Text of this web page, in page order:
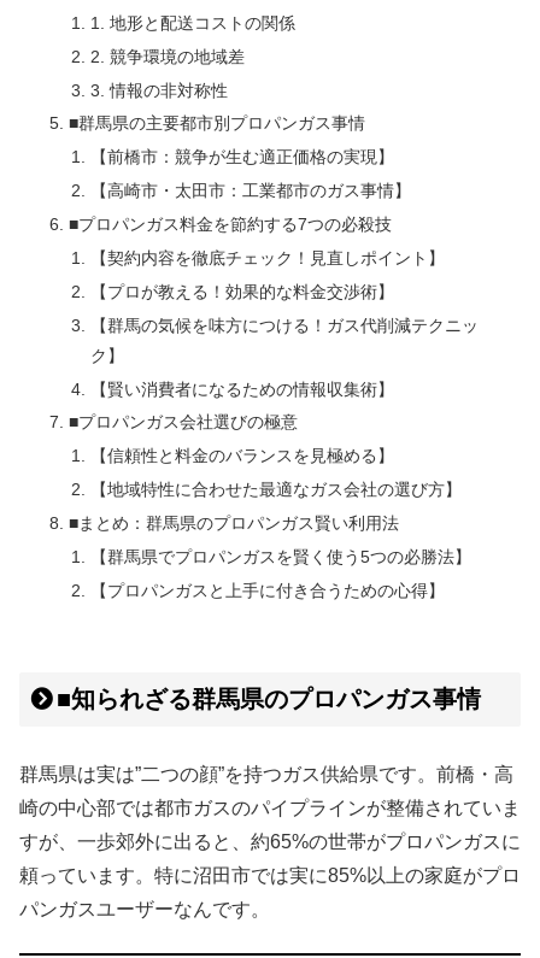
1. 地形と配送コストの関係
2. 競争環境の地域差
3. 情報の非対称性
■群馬県の主要都市別プロパンガス事情
【前橋市：競争が生む適正価格の実現】
【高崎市・太田市：工業都市のガス事情】
■プロパンガス料金を節約する7つの必殺技
【契約内容を徹底チェック！見直しポイント】
【プロが教える！効果的な料金交渉術】
【群馬の気候を味方につける！ガス代削減テクニッ
ク】
【賢い消費者になるための情報収集術】
■プロパンガス会社選びの極意
【信頼性と料金のバランスを見極める】
【地域特性に合わせた最適なガス会社の選び方】
■まとめ：群馬県のプロパンガス賢い利用法
【群馬県でプロパンガスを賢く使う5つの必勝法】
【プロパンガスと上手に付き合うための心得】
■知られざる群馬県のプロパンガス事情
群馬県は実は”二つの顔”を持つガス供給県です。前橋・高
崎の中心部では都市ガスのパイプラインが整備されていま
すが、一歩郊外に出ると、約65%の世帯がプロパンガスに
頼っています。特に沼田市では実に85%以上の家庭がプロ
パンガスユーザーなんです。